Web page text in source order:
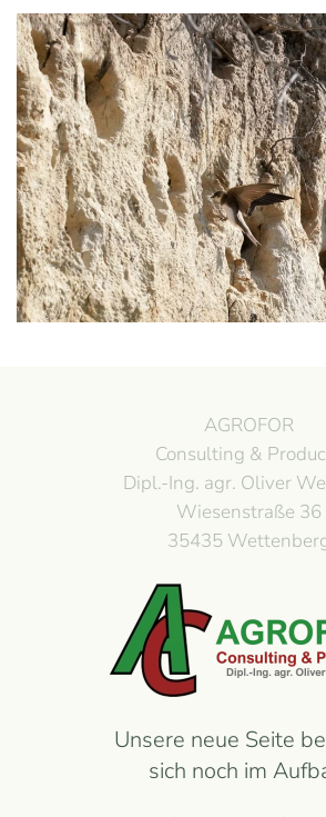
Ansehen
AGROFOR
Consulting &
Dipl.-Ing. agr. Oliver
Wiesenstraße 36
35435
Unsere neue Seite
sich noch im